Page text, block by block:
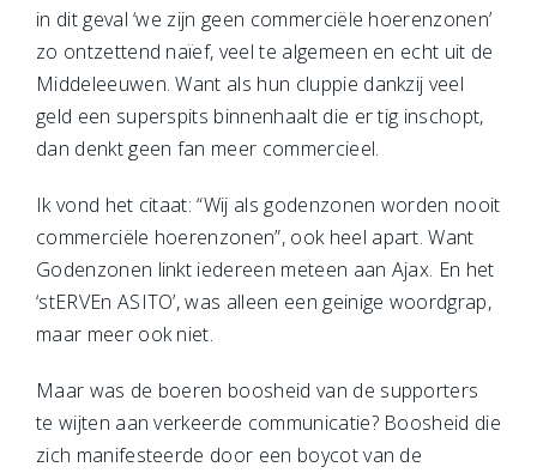
in dit geval ‘we zijn geen commerciële hoerenzonen’
zo ontzettend naïef, veel te algemeen en echt uit de
Middeleeuwen. Want als hun cluppie dankzij veel
geld een superspits binnenhaalt die er tig inschopt,
dan denkt geen fan meer commercieel.
Ik vond het citaat: “Wij als godenzonen worden nooit
commerciële hoerenzonen”, ook heel apart. Want
Godenzonen linkt iedereen meteen aan Ajax. En het
‘stERVEn ASITO’, was alleen een geinige woordgrap,
maar meer ook niet.
Maar was de boeren boosheid van de supporters
te wijten aan verkeerde communicatie? Boosheid die
zich manifesteerde door een boycot van de